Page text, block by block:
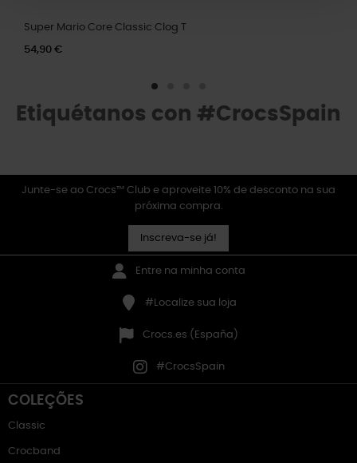
Super Mario Core Classic Clog T
54,90 €
Etiquétanos con #CrocsSpain
Junte-se ao Crocs™ Club e aproveite 10% de desconto na sua
próxima compra.
Inscreva-se já!
Entre na minha conta
#Localize sua loja
Crocs.es (España)
#CrocsSpain
COLEÇÕES
Classic
Crocband